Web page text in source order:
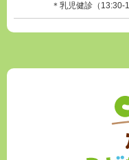
＊乳児健診（13:30-